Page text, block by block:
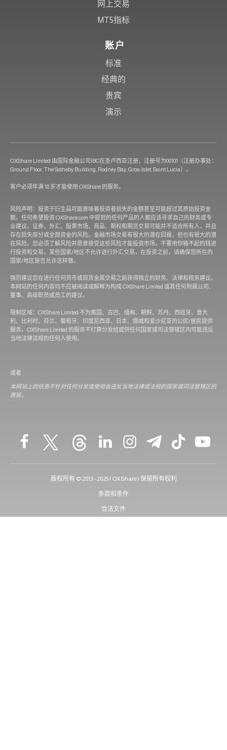
网上交易
MT5指标
账户
标准
经典的
贵宾
演示
OXShare Limited 由国际金融公司IBC在圣卢西亚注册，注册号为00101（注册办事处：
Ground Floor, The Sotheby Building, Rodney Bay, Gros-Islet, Saint Lucia）。
客户必须年满 18 岁才能使用 OXShare 的服务。
风险声明：投资于衍生品可能意味着投资者损失的金额甚至可能超过其原始投资金
额。任何希望投资 OXShare.com 中提到的任何产品的人都应该寻求自己的财务或专
业建议。证券、外汇、股票市场、商品、期权和期货交易可能并不适合所有人，并且
存在损失部分或全部资金的风险。金融市场交易有很大的潜在回报，但也有很大的潜
在风险。您必须了解风险并愿意接受这些风险才能投资市场。不要用你输不起的钱进
行投资和交易。某些国家/地区不允许进行外汇交易，在投资之前，请确保您所在的
国家/地区是否允许这样做。
强烈建议您在进行任何货币或现货金属交易之前获得独立的财务、法律和税务建议。
本网站的任何内容均不应被阅读或解释为构成 OXShare Limited 或其任何附属公司、
董事、高级职员或员工的建议。
限制区域：OXShare Limited 不为美国、古巴、缅甸、朝鲜、苏丹、西班牙、意大
利、比利时、芬兰、葡萄牙、印度尼西亚、日本、挪威和爱沙尼亚的公民/居民提供
服务。OXShare Limited 的服务不打算分发给或供任何国家或司法管辖区内可能违反
当地法律法规的任何人使用。.
或者
本网站上的信息不针对任何分发或使用会违反当地法律或法规的国家或司法管辖区的
居民。
版权所有 © 2013 - 2025 | OXShare | 保留所有权利
条款和条件
合法文件